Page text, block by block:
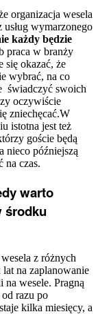
organizacja wesela
wymarzonego
każdy będzie
praca w branży
się okazać, że
wybrać, na co
świadczyć swoich
oczywiście
zniechęcać.W
istotna jest też
goście będą
nieco późniejszą
na czas.
warto
środku
z różnych
na zaplanowanie
wesele. Pragną
razu po
kilka miesięcy, a